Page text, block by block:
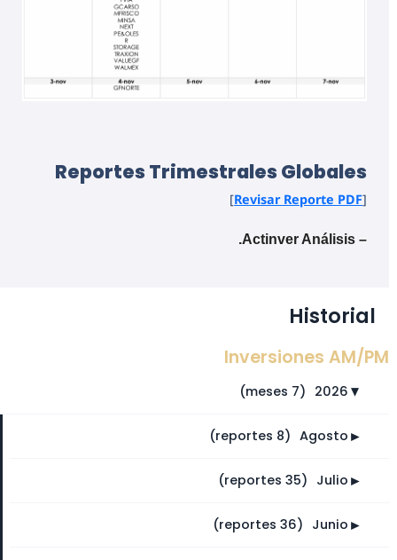
Reportes Trimestrales Globales
[
Revisar Reporte PDF
]
– Actinver Análisis.
Historial
Inversiones AM/PM
►
2026
(7 meses)
►
Agosto
⠀
(8 reportes)
►
Julio
(35 reportes)
►
Junio
(36 reportes)